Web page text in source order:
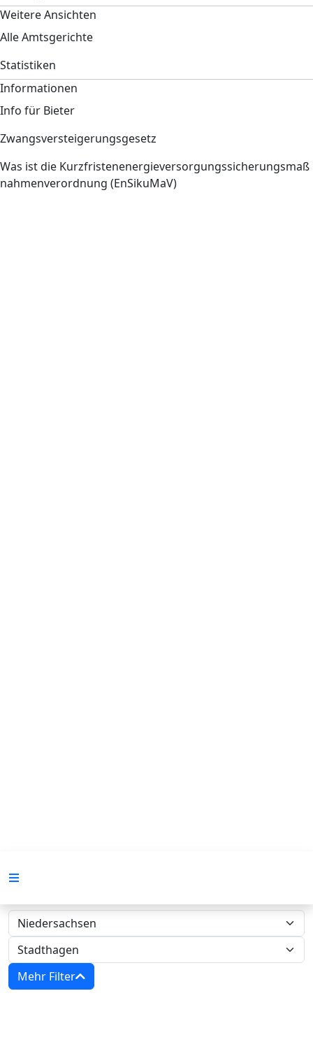
Weitere Ansichten
Alle Amtsgerichte
Statistiken
Informationen
Info für Bieter
Zwangsversteigerungsgesetz
Was ist die Kurzfristenenergieversorgungssicherungsmaß
nahmenverordnung (EnSikuMaV)
Mehr Filter